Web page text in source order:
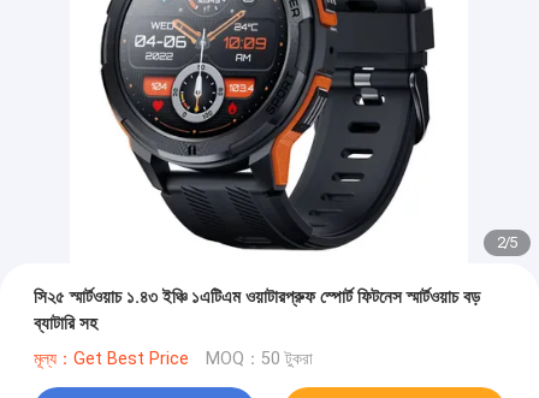
2/5
সি২৫ স্মার্টওয়াচ ১.৪৩ ইঞ্চি ১এটিএম ওয়াটারপ্রুফ স্পোর্ট ফিটনেস স্মার্টওয়াচ বড়
ব্যাটারি সহ
মূল্য：Get Best Price MOQ：50 টুকরা